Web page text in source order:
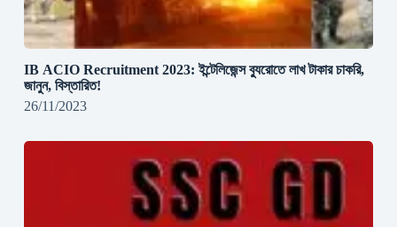
IB ACIO Recruitment 2023: ইন্টেলিজেন্স ব্যুরোতে লাখ টাকার চাকরি,
জানুন, বিস্তারিত!
26/11/2023